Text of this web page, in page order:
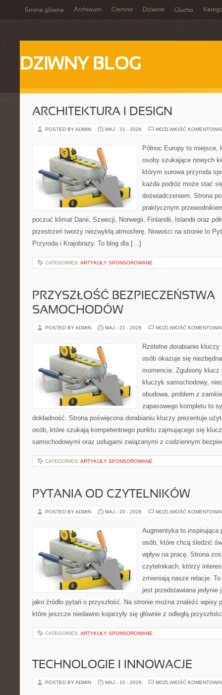
Strona główna Archiwum Ciemno Dziwnie Głucho
DZIWNY BLOG
ARCHITEKTURA I DESIGN
POSTED BY ADMIN MAJ - 21 - 2026 MOŻLIWOŚĆ
Północ Europy to miejsce,
osoby szukające nowych
którym surowa przyroda
każda podróż może stać
doświadczeniem. Strona
praktycznym
poczuć klimat Danii, Szwecji, Norwegii, Finlandii, Islandii oraz
przestrzeń tworzy niezwykłą atmosferę. Nowości na stronie to
Przyroda i Krajobrazy. To blog dla […]
CATEGORIES: ARTYKUŁY SPONSOROWANE
PRZYSZŁOŚĆ BEZPIECZEŃSTWA
SAMOCHODÓW
POSTED BY ADMIN MAJ - 21 - 2026 MOŻLIWOŚĆ
Rzetelne dorabianie kluczy
osób okazuje się
momencie. Zgubiony
kluczyk samochodowy,
obudowa, problem z
zapasowego kompletu to
dokładność. Strona poświęcona dorabianiu kluczy prezentuje
osób, które szukają kompetentnego punktu zajmującego się
samochodowymi oraz usługami związanymi z codziennym
CATEGORIES: ARTYKUŁY SPONSOROWANE
PYTANIA OD CZYTELNIKÓW
POSTED BY ADMIN MAJ - 20 - 2026 MOŻLIWOŚĆ
Augmentyka to inspirująca
osób, które chcą śledzić
wpływ na pracę. Strona
czytelnikach, którzy
zmieniają nasze relacje.
jest przedstawiana jedynie
jako źródło pytań o przyszłość. Na stronie można znaleźć wpisy
które jeszcze niedawno kojarzyły się głównie z odległą
CATEGORIES: ARTYKUŁY SPONSOROWANE
TECHNOLOGIE I INNOWACJE
POSTED BY ADMIN MAJ - 10 - 2026 MOŻLIWOŚĆ